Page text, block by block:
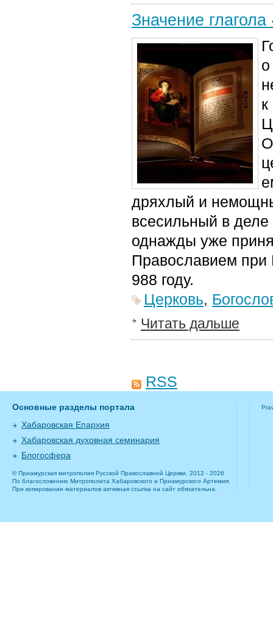
Значение
дряхлый и
всесильный в
однажды уже
Православием при
988 году.
Церковь,
Читать дальше
RSS
Основные разделы портала
Хабаровская Епархия
Хабаровская духовная семинария
Блогосфера
© Приамурская митрополия Русской Православной Церкви, 2012 - 2026
По благословению Митрополита Хабаровского и Приамурского Артемия.
При копировании материалов активная ссылка на сайт обязательна.